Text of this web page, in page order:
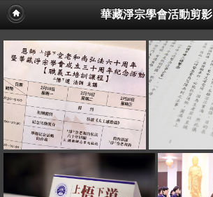
華藏淨宗學會活動剪影